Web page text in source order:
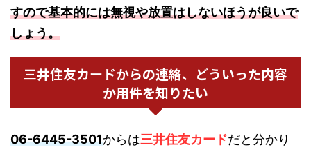
すので基本的には無視や放置はしないほうが良いで
しょう。
三井住友カードからの連絡、どういった内容
か用件を知りたい
06-6445-3501からは三井住友カードだと分かり